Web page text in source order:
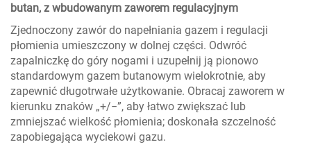
butan, z wbudowanym zaworem regulacyjnym
Zjednoczony zawór do napełniania gazem i regulacji
płomienia umieszczony w dolnej części. Odwróć
zapalniczkę do góry nogami i uzupełnij ją pionowo
standardowym gazem butanowym wielokrotnie, aby
zapewnić długotrwałe użytkowanie. Obracaj zaworem w
kierunku znaków „+/−”, aby łatwo zwiększać lub
zmniejszać wielkość płomienia; doskonała szczelność
zapobiegająca wyciekowi gazu.